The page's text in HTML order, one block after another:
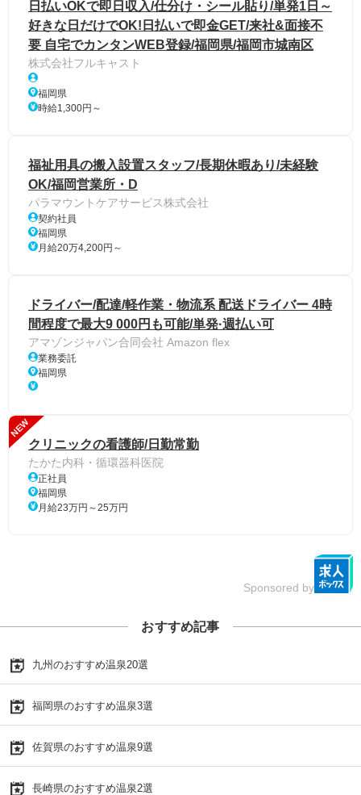
日払いOKで即日収入/仕分け・シール貼り/単発1日～
好きな日だけでOK!日払いで即金GET/来社&面接不
要 自宅でカンタンWEB登録/福岡県/福岡市城南区
株式会社フルキャスト
福岡県
時給1,300円～
福祉用具の搬入設置スタッフ/長期休暇あり/未経験
OK/福岡営業所・D
パラマウントケアサービス株式会社
契約社員
福岡県
月給20万4,200円～
ドライバー/配達/軽作業・物流系 配送ドライバー 4時
間程度で最大9 000円も可能/単発·週払い可
アマゾンジャパン合同会社 Amazon flex
業務委託
福岡県
NEW
クリニックの看護師/日勤常勤
たかた内科・循環器科医院
正社員
福岡県
月給23万円～25万円
Sponsored by
おすすめ記事
九州のおすすめ温泉20選
福岡県のおすすめ温泉3選
佐賀県のおすすめ温泉9選
長崎県のおすすめ温泉2選